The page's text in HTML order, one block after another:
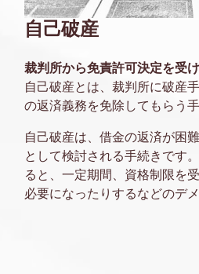
自己破産
裁判所から免責許可決定を受
自己破産とは、裁判所に破産
の返済義務を免除してもらう手
自己破産は、借金の返済が困
として検討される手続きです
ると、一定期間、資格制限を
必要になったりするなどのデ